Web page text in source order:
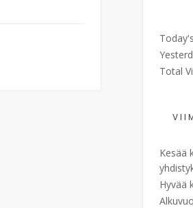
Total
Kesää
Hyvää